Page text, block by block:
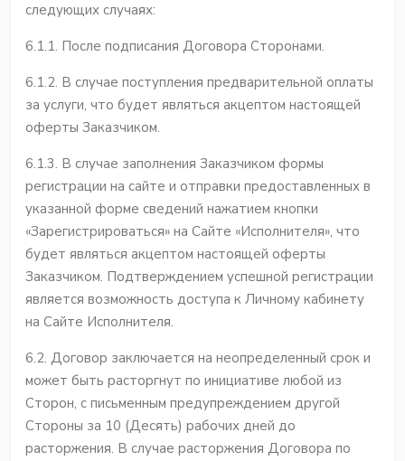
следующих случаях:
6.1.1. После подписания Договора Сторонами.
6.1.2. В случае поступления предварительной оплаты
за услуги, что будет являться акцептом настоящей
оферты Заказчиком.
6.1.3. В случае заполнения Заказчиком формы
регистрации на сайте и отправки предоставленных в
указанной форме сведений нажатием кнопки
«Зарегистрироваться» на Сайте «Исполнителя», что
будет являться акцептом настоящей оферты
Заказчиком. Подтверждением успешной регистрации
является возможность доступа к Личному кабинету
на Сайте Исполнителя.
6.2. Договор заключается на неопределенный срок и
может быть расторгнут по инициативе любой из
Сторон, с письменным предупреждением другой
Стороны за 10 (Десять) рабочих дней до
расторжения. В случае расторжения Договора по